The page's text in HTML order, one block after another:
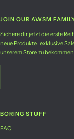
JOIN OUR AWSM
Sichere dir jetzt die erste
neue Produkte, exklusive
unserem Store zu
BORING STUFF
FAQ